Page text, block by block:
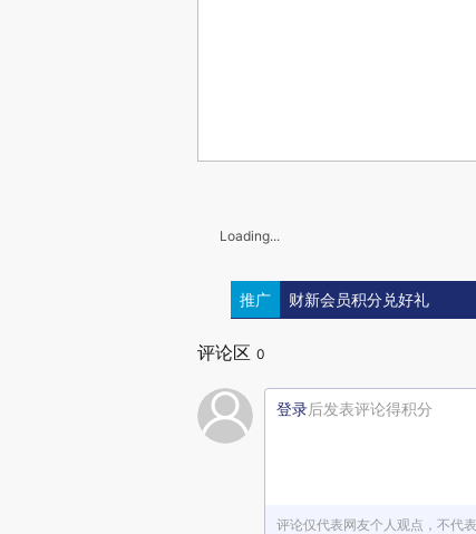
Loading...
推广 财新会员积分兑好礼
评论区 0
登录后发表评论得积分
评论仅代表网友个人观点，不代